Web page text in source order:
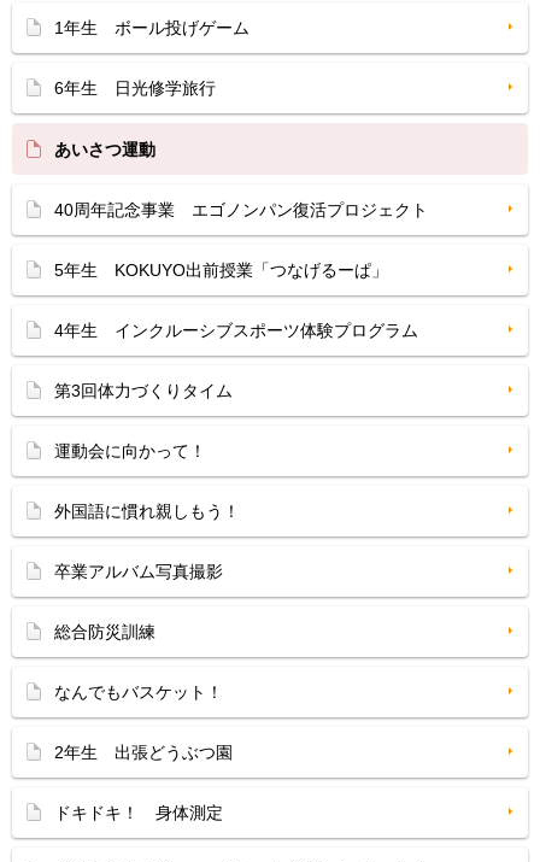
1年生 ボール投げゲーム
6年生 日光修学旅行
あいさつ運動
40周年記念事業 エゴノンパン復活プロジェクト
5年生 KOKUYO出前授業「つなげるーぱ」
4年生 インクルーシブスポーツ体験プログラム
第3回体力づくりタイム
運動会に向かって！
外国語に慣れ親しもう！
卒業アルバム写真撮影
総合防災訓練
なんでもバスケット！
2年生 出張どうぶつ園
ドキドキ！ 身体測定